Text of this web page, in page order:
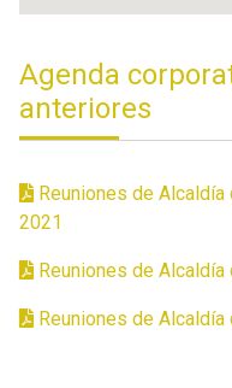
Agenda
anteriores
Reuniones de
2021
Reuniones de Alcaldía
Reuniones de Alcaldía